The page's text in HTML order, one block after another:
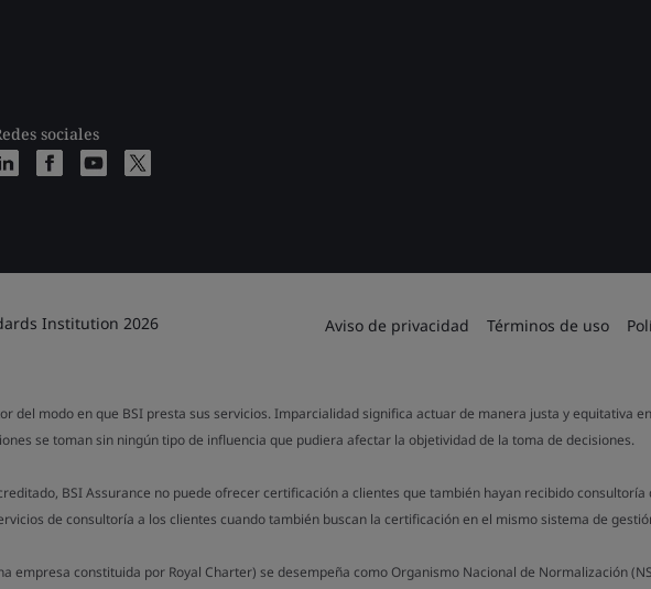
sociales
Institution 2026 Aviso de privacidad Términos de uso
del modo en que BSI presta sus servicios. Imparcialidad significa actuar de manera justa y equitativa
se toman sin ningún tipo de influencia que pudiera afectar la objetividad de la toma de decisiones.
BSI Assurance no puede ofrecer certificación a clientes que también hayan recibido
de consultoría a los clientes cuando también buscan la certificación en el mismo sistema de
empresa constituida por Royal Charter) se desempeña como Organismo Nacional de Normalización